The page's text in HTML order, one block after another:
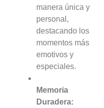
manera única y
personal,
destacando los
momentos más
emotivos y
especiales.
Memoria
Duradera: